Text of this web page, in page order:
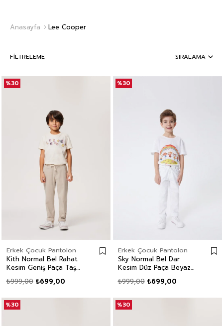
Anasayfa Lee Cooper
FILTRELEME SIRALAMA
Erkek Çocuk Pantolon
Kith Normal Bel Rahat
Kesim Geniş Paça Taş
₺699,00
₺999,00
%30
Erkek Çocuk Pantolon
Sky Normal Bel Dar
Kesim Düz Paça Beyaz
₺699,00
₺999,00
%30
%30 %30